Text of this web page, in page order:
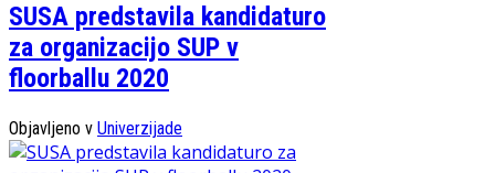
SUSA predstavila kandidaturo
za organizacijo SUP v
floorballu 2020
Objavljeno v Univerzijade